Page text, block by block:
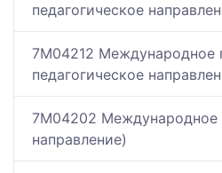
педагогическое
7M04212 Международное
педагогическое
7M04202 Международное
направление)